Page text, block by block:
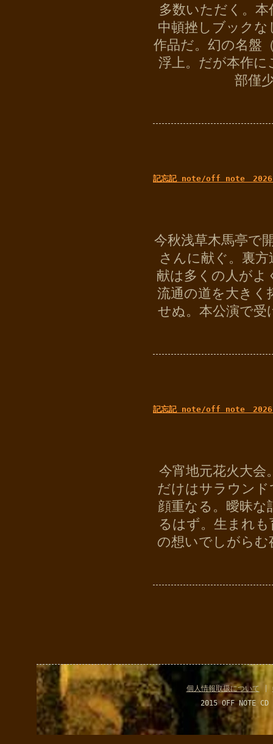
多数いただく。
中頓挫しブック
作品だ。幻の名盤
浮上。だが本作
部僅
記忘記 note/off note
今秋浅草木馬亭で
さんに献ぐ。裏
献は多くの人がよ
流通の道を大きく
せぬ。本公演で
記忘記 note/off note
今宵地元花火大
だけはサラウン
顔重なる。曖昧
るはず。生まれ
の想いでしがら
個人情報取扱について|
2015 OFF NOTE CD